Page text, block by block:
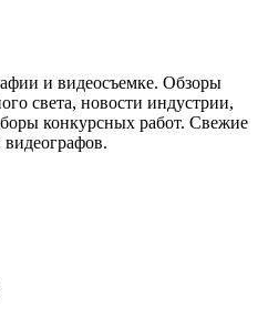
и видеосъемке. Обзоры
света, новости индустрии,
конкурсных работ. Свежие